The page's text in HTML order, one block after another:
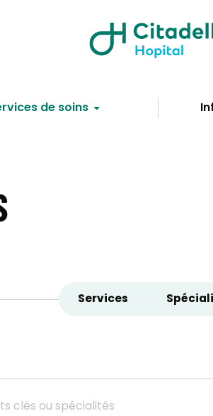
de soins
Services